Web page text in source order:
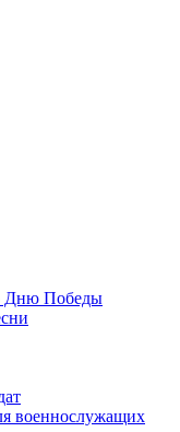
Дню Победы
военнослужащих